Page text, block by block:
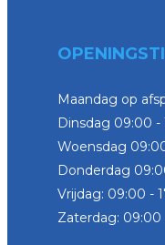
Maandag op
Dinsdag 09:00 -
Woensdag
Donderdag
Vrijdag: 09:00 -
Zaterdag: 09:00